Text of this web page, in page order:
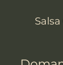
Salsa